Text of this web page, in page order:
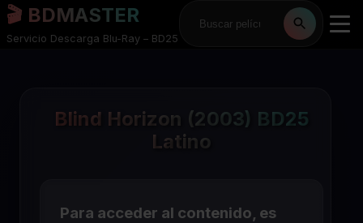
🎬 BDMASTER
Servicio Descarga Blu-Ray – BD25
Blind Horizon (2003) BD25
Latino
Para acceder al contenido, es